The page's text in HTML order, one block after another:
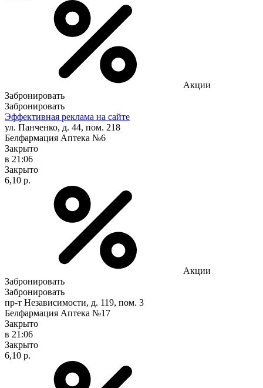
Акции
Забронировать
Забронировать
Эффективная реклама на сайте
ул. Панченко, д. 44, пом. 218
Белфармация Аптека №6
Закрыто
в 21:06
Закрыто
6,10 р.
Акции
Забронировать
Забронировать
пр-т Независимости, д. 119, пом. 3
Белфармация Аптека №17
Закрыто
в 21:06
Закрыто
6,10 р.